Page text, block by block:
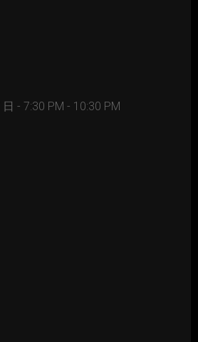
- 7:30 PM - 10:30 PM